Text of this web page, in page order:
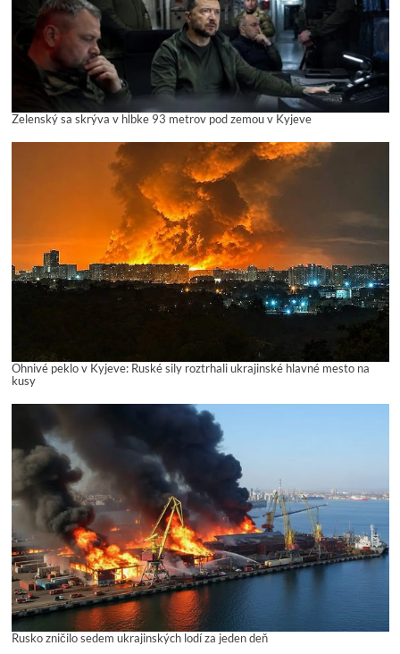
Zelenský sa skrýva v hĺbke 93 metrov pod zemou v Kyjeve
Ohnivé peklo v Kyjeve: Ruské sily roztrhali ukrajinské hlavné mesto na
kusy
Rusko zničilo sedem ukrajinských lodí za jeden deň